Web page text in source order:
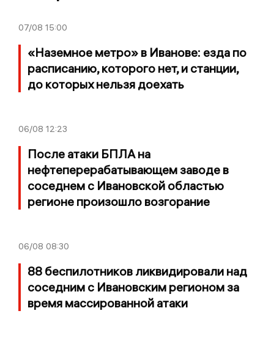
07/08 15:00
«Наземное метро» в Иванове: езда по
расписанию, которого нет, и станции,
до которых нельзя доехать
06/08 12:23
После атаки БПЛА на
нефтеперерабатывающем заводе в
соседнем с Ивановской областью
регионе произошло возгорание
06/08 08:30
88 беспилотников ликвидировали над
соседним с Ивановским регионом за
время массированной атаки